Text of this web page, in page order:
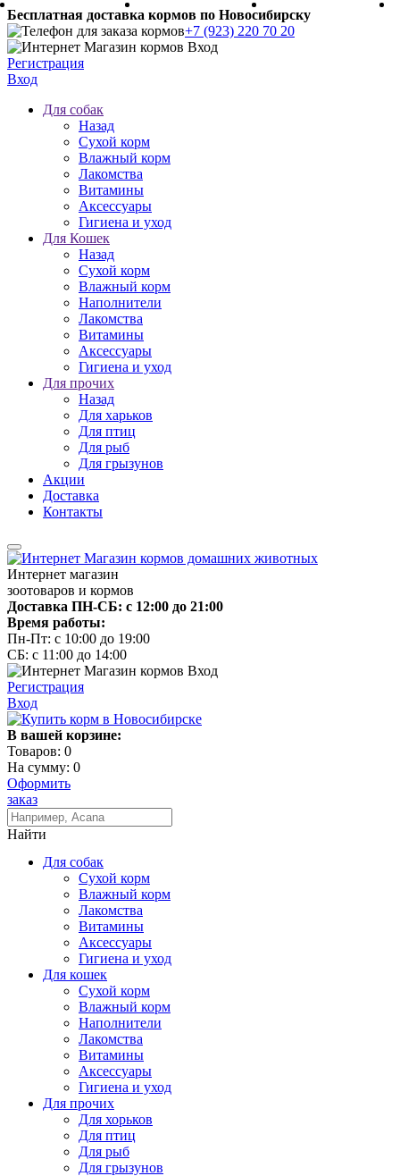
Бесплатная доставка кормов по Новосибирску
+7 (923) 220 70 20
Регистрация
Вход
Для собак
Назад
Сухой корм
Влажный корм
Лакомства
Витамины
Аксессуары
Гигиена и уход
Для Кошек
Назад
Сухой корм
Влажный корм
Наполнители
Лакомства
Витамины
Аксессуары
Гигиена и уход
Для прочих
Назад
Для харьков
Для птиц
Для рыб
Для грызунов
Акции
Доставка
Контакты
Интернет магазин
зоотоваров и кормов
Доставка ПН-СБ: с 12:00 до 21:00
Время работы:
Пн-Пт: с 10:00 до 19:00
СБ: с 11:00 до 14:00
Регистрация
Вход
В вашей корзине:
Товаров: 0
На сумму: 0
Оформить
заказ
Найти
Для собак
Сухой корм
Влажный корм
Лакомства
Витамины
Аксессуары
Гигиена и уход
Для кошек
Сухой корм
Влажный корм
Наполнители
Лакомства
Витамины
Аксессуары
Гигиена и уход
Для прочих
Для хорьков
Для птиц
Для рыб
Для грызунов